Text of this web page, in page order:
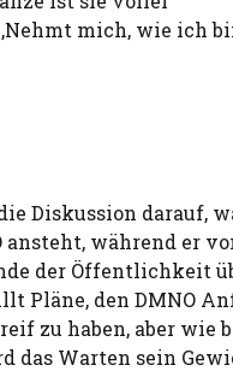
mich, wie ich
Diskussion darauf,
ansteht, während er
der Öffentlichkeit
Pläne, den DMNO
zu haben, aber wie
das Warten sein